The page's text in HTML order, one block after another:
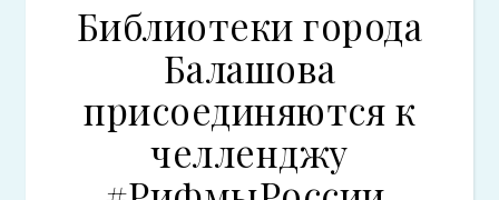
Библиотеки города
Балашова
присоединяются к
челленджу